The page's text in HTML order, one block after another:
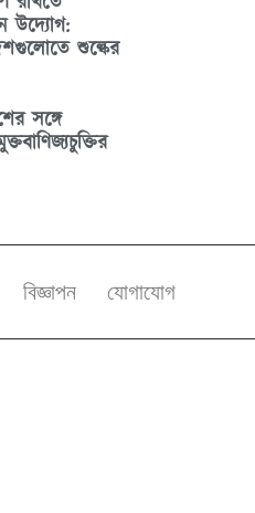
উদ্যোগ:
শুল্কের
সঙ্গে
বিজ্ঞাপন যোগাযোগ